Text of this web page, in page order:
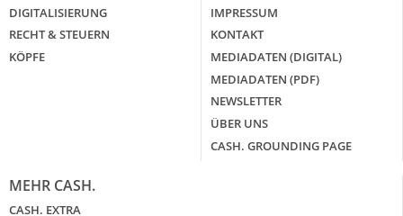
DIGITALISIERUNG
RECHT & STEUERN
KÖPFE
IMPRESSUM
KONTAKT
MEDIADATEN (DIGITAL)
MEDIADATEN (PDF)
NEWSLETTER
ÜBER UNS
CASH. GROUNDING PAGE
MEHR CASH.
CASH. EXTRA